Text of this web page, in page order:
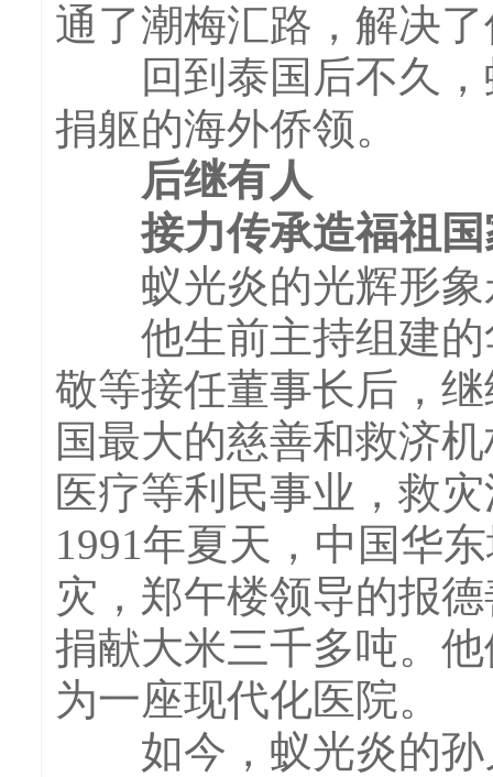
通了潮梅汇路，解决
回到泰国后不久，
捐躯的海外侨领。
后继有人
接力传承造福祖国
蚁光炎的光辉形象
他生前主持组建的
敬等接任董事长后，
国最大的慈善和救济
医疗等利民事业，救
1991年夏天，中国华
灾，郑午楼领导的报
捐献大米三千多吨。
为一座现代化医院。
如今，蚁光炎的孙